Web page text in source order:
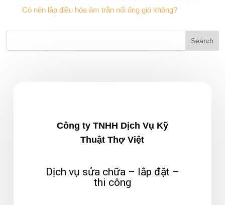
Có nên lắp điều hòa âm trần nối ống gió không?
Công ty TNHH Dịch Vụ Kỹ
Thuật Thợ Việt
Dịch vụ sửa chữa – lắp đặt –
thi công